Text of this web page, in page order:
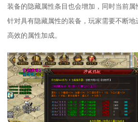
装备的隐藏属性条目也会增加，同时当前属
针对具有隐藏属性的装备，玩家需要不断
高效的属性加成。